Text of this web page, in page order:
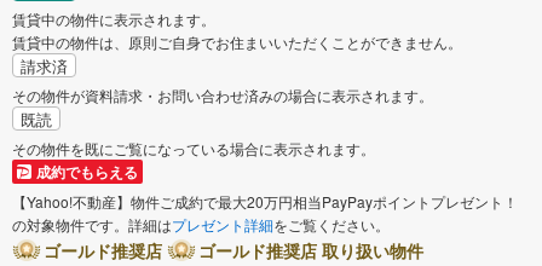
賃貸中の物件に表示されます。
賃貸中の物件は、原則ご自身でお住まいいただくことができません。
請求済
その物件が資料請求・お問い合わせ済みの場合に表示されます。
既読
その物件を既にご覧になっている場合に表示されます。
成約でもらえる
【Yahoo!不動産】物件ご成約で最大20万円相当PayPayポイントプレゼント！
の対象物件です。詳細はプレゼント詳細をご覧ください。
ゴールド推奨店
ゴールド推奨店 取り扱い物件